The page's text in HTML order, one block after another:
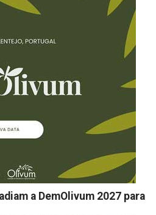
a DemOlivum 2027 para